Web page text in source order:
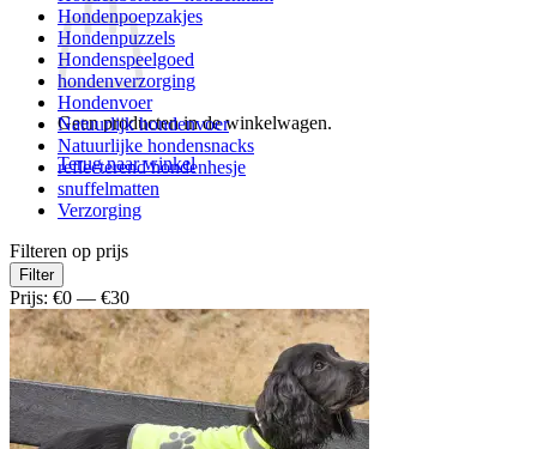
Geen producten in de winkelwagen.
Terug naar winkel
Hondenpoepzakjes
Hondenpuzzels
Hondenspeelgoed
hondenverzorging
Hondenvoer
Natuurlijk hondenvoer
Natuurlijke hondensnacks
reflecterend hondenhesje
snuffelmatten
Verzorging
Filteren op prijs
Min.
prijs
Max.
prijs
Filter
Prijs: €0 — €30